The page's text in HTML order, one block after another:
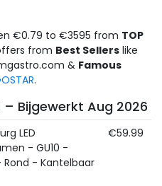
€0.79 to €3595 from TOP
from Best Sellers like
& Famous
.
Bijgewerkt Aug 2026
LED
- GU10 -
- Kantelbaar
€59.99